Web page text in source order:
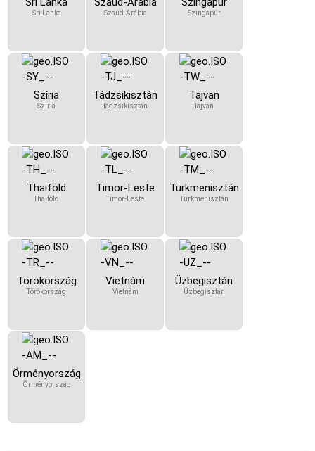
Sri Lanka Szaúd-Arábia Szingapúr
Szíria
Szíria
Tádzsikisztán
Tádzsikisztán
Tajvan
Tajvan
Thaiföld
Thaiföld
Timor-Leste
Timor-Leste
Türkmenisztán
Türkmenisztán
Törökország
Törökország
Vietnám
Vietnám
Üzbegisztán
Üzbegisztán
Örményország
Örményország